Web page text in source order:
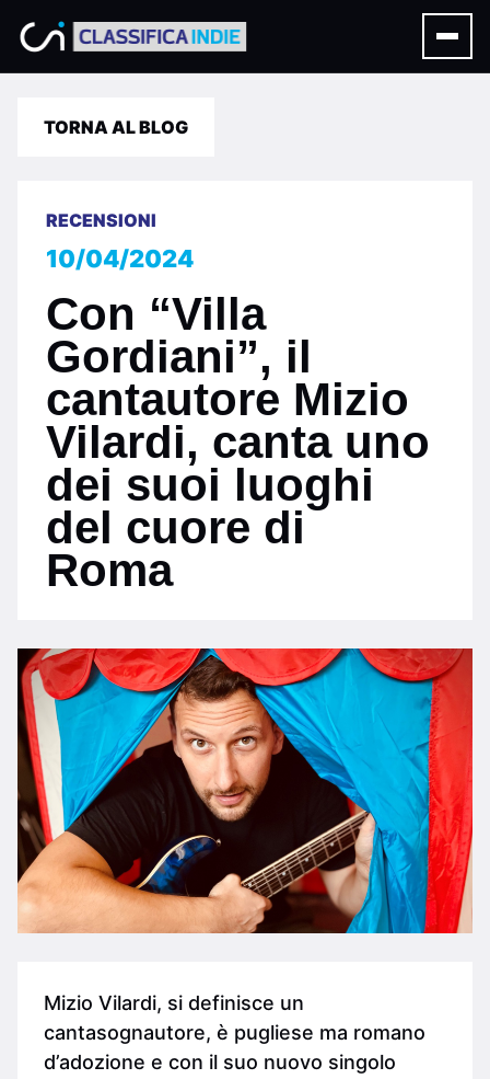
TORNA AL BLOG
RECENSIONI
10/04/2024
Con “Villa
Gordiani”, il
cantautore Mizio
Vilardi, canta uno
dei suoi luoghi
del cuore di
Roma
Mizio Vilardi, si definisce un
cantasognautore, è pugliese ma romano
d’adozione e con il suo nuovo singolo